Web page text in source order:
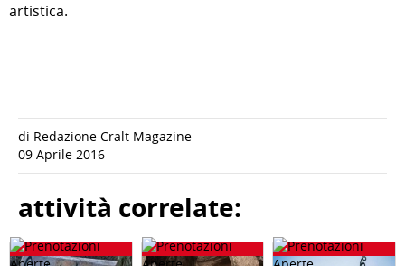
artistica.
di Redazione Cralt Magazine
09 Aprile 2016
attività correlate: